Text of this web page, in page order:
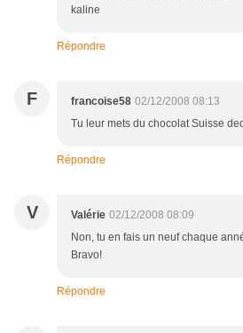
kaline
Répondre
F francoise58 02/12/2008 08:13
Tu leur mets du chocolat Suisse
Répondre
V Valérie 02/12/2008 08:09
Non, tu en fais un neuf chaque
Bravo!
Répondre